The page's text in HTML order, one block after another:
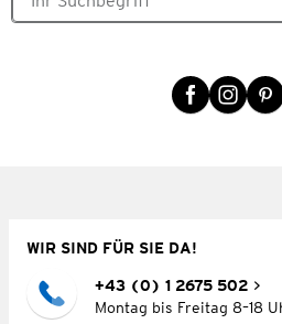
WIR SIND FÜR SIE DA!
+43 (0) 1 2675 502
Montag bis Freitag 8–18